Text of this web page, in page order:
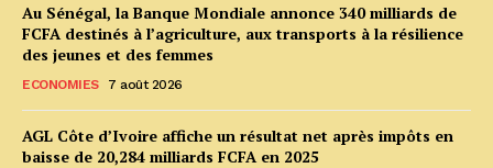
Au Sénégal, la Banque Mondiale annonce 340 milliards de
FCFA destinés à l’agriculture, aux transports à la résilience
des jeunes et des femmes
ECONOMIES 7 août 2026
AGL Côte d’Ivoire affiche un résultat net après impôts en
baisse de 20,284 milliards FCFA en 2025